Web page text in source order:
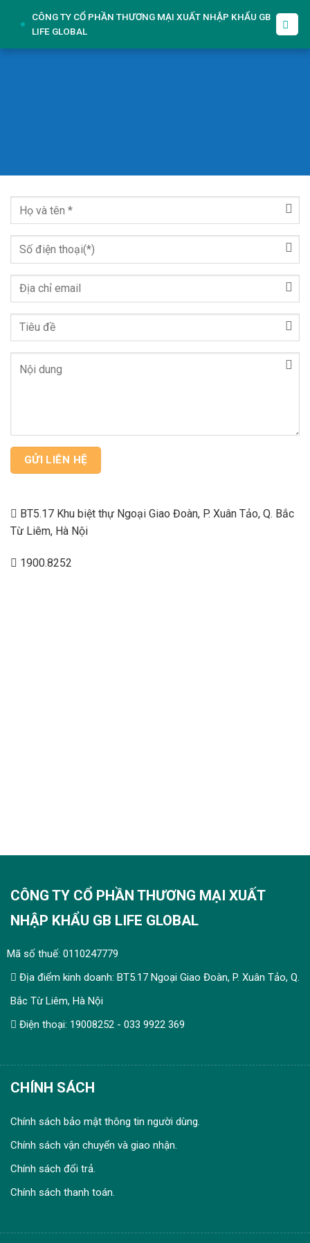
CÔNG TY CỔ PHẦN THƯƠNG MẠI XUẤT NHẬP KHẨU GB
LIFE GLOBAL
BT5.17 Khu biệt thự Ngoại Giao Đoàn, P. Xuân Tảo, Q. Bắc
Từ Liêm, Hà Nội
1900.8252
CÔNG TY CỔ PHẦN THƯƠNG MẠI XUẤT
NHẬP KHẨU GB LIFE GLOBAL
Mã số thuế: 0110247779
Địa điểm kinh doanh: BT5.17 Ngoại Giao Đoàn, P. Xuân Tảo, Q.
Bắc Từ Liêm, Hà Nội
Điện thoại: 19008252 - 033 9922 369
CHÍNH SÁCH
Chính sách bảo mật thông tin người dùng.
Chính sách vận chuyển và giao nhận.
Chính sách đổi trả.
Chính sách thanh toán.